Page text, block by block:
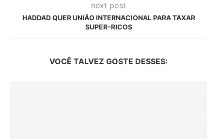
next post
HADDAD QUER UNIÃO INTERNACIONAL PARA TAXAR
SUPER-RICOS
VOCÊ TALVEZ GOSTE DESSES: